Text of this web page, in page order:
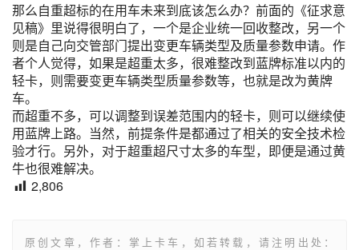
那么自重超标的在用车未来到底该怎么办？前面的《征求意
见稿》里说得很明白了，一个是企业统一回收整改，另一个
则是自己向交管部门提出变更车辆类型及质量参数申请。作
者个人觉得，如果是超重太多，很难整改到蓝牌标准以内的
轻卡，则需要变更车辆类型质量参数等，也就是改为黄牌
车。
而超重不多，可以调整到误差范围内的轻卡，则可以继续使
用蓝牌上路。当然，前提条件是都通过了相关的安全技术检
验才行。另外，对于超重超尺寸太多的车型，即便是通过黄
牛也很难解决。
2,806
原创文章，作者：掌上卡车，如若转载，请注明出处：